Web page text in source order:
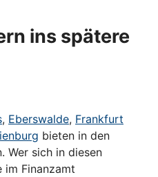
ins spätere
, Eberswalde, Frankfurt
bieten in den
Wer sich in diesen
im Finanzamt